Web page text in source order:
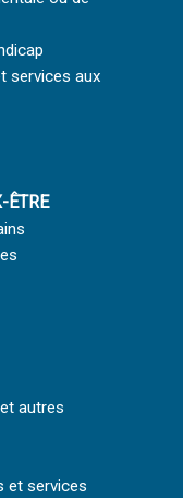
services aux
ÊTRE
autres
et services